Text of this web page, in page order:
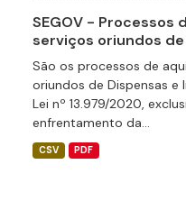
SEGOV - Processos
serviços oriundos de
São os processos de
oriundos de Dispensas e
Lei nº 13.979/2020,
enfrentamento da...
CSV PDF